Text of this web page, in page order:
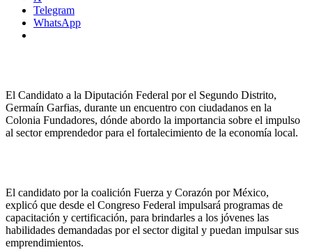
Telegram
WhatsApp
El Candidato a la Diputación Federal por el Segundo Distrito,
Germaín Garfias, durante un encuentro con ciudadanos en la
Colonia Fundadores, dónde abordo la importancia sobre el impulso
al sector emprendedor para el fortalecimiento de la economía local.
El candidato por la coalición Fuerza y Corazón por México,
explicó que desde el Congreso Federal impulsará programas de
capacitación y certificación, para brindarles a los jóvenes las
habilidades demandadas por el sector digital y puedan impulsar sus
emprendimientos.